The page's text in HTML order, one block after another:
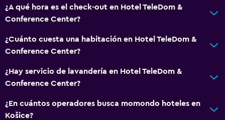
Baño
Secador de pelo
Aseo
Baño privado
Lavandería
Servicio de planchado
¿A qué hora es el check-out en Hotel TeleDom &
Conference Center?
¿Cuánto cuesta una habitación en Hotel TeleDom &
Conference Center?
¿Hay servicio de lavandería en Hotel TeleDom &
Conference Center?
¿En cuántos operadores busca momondo hoteles en
Košice?